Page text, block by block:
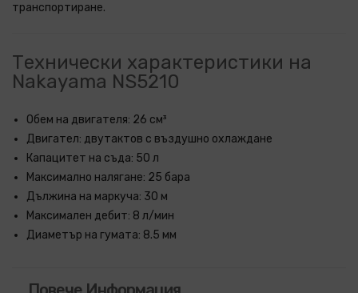
транспортиране.
Технически характеристики на
Nakayama NS5210
Обем на двигателя: 26 см³
Двигател: двутактов с въздушно охлаждане
Капацитет на съда: 50 л
Максимално налягане: 25 бара
Дължина на маркуча: 30 м
Максимален дебит: 8 л/мин
Диаметър на гумата: 8.5 мм